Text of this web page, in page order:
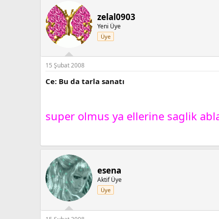
zelal0903
Yeni Üye
Üye
15 Şubat 2008
Ce: Bu da tarla sanatı
super olmus ya ellerine saglik
esena
Aktif Üye
Üye